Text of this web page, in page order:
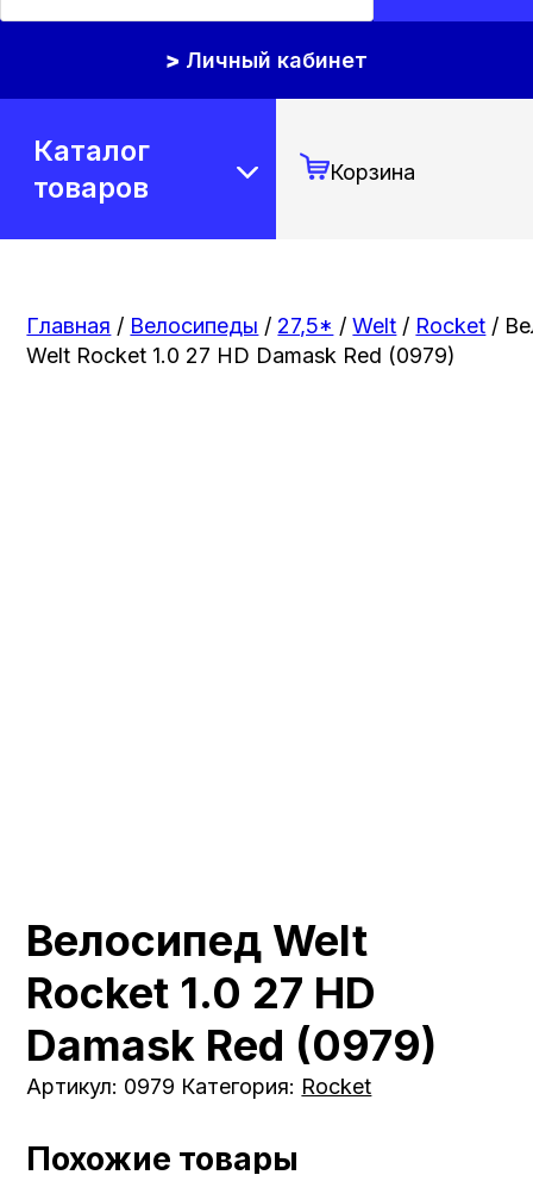
Личный кабинет
Каталог
товаров
Корзина
Главная / Велосипеды / 27,5* /Welt / Rocket /
Welt Rocket 1.0 27 HD Damask Red (0979)
Велосипед Welt
Rocket 1.0 27 HD
Damask Red (0979)
Артикул: 0979 Категория: Rocket
Похожие товары